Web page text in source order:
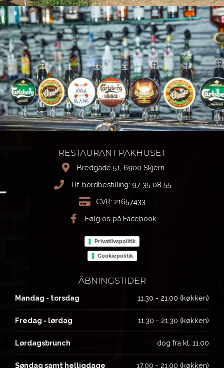
RESTAURANT PAKHUSET
Bredgade 51, 6900 Skjern
Tlf. bordbestilling: 97 35 08 55
CVR: 21657433
Følg os på Facebook
Privatlivspolitik
Cookiepolitik
ÅBNINGSTIDER
Mandag - torsdag 11.30 - 21.00 (køkken)
Fredag - lørdag 11.30 - 21.30 (køkken)
Lørdagsbrunch dog fra kl. 11.00
Søndag samt helligdage 17.00 - 21.00 (køkken)